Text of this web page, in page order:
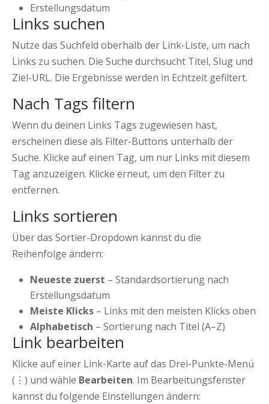
Erstellungsdatum
Links suchen
Nutze das Suchfeld oberhalb der Link-Liste, um nach
Links zu suchen. Die Suche durchsucht Titel, Slug und
Ziel-URL. Die Ergebnisse werden in Echtzeit gefiltert.
Nach Tags filtern
Wenn du deinen Links Tags zugewiesen hast,
erscheinen diese als Filter-Buttons unterhalb der
Suche. Klicke auf einen Tag, um nur Links mit diesem
Tag anzuzeigen. Klicke erneut, um den Filter zu
entfernen.
Links sortieren
Über das Sortier-Dropdown kannst du die
Reihenfolge ändern:
Neueste zuerst – Standardsortierung nach
Erstellungsdatum
Meiste Klicks – Links mit den meisten Klicks oben
Alphabetisch – Sortierung nach Titel (A–Z)
Link bearbeiten
Klicke auf einer Link-Karte auf das Drei-Punkte-Menü
(⋮) und wähle Bearbeiten. Im Bearbeitungsfenster
kannst du folgende Einstellungen ändern: